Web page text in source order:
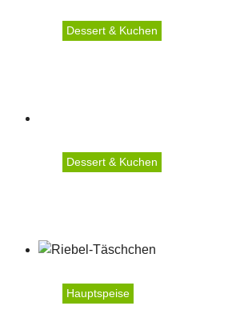
Dessert & Kuchen
Dessert & Kuchen
Hauptspeise